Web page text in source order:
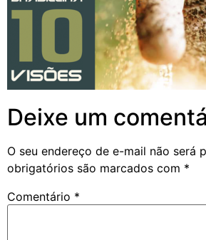
Deixe um
O seu endereço de e-mail não será
obrigatórios são marcados com *
Comentário *